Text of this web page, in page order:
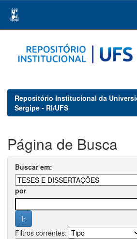
navigation
Repositório Institucional da
Sergipe - RI/UFS
Página de Busca
Buscar em:
por
Filtros correntes: